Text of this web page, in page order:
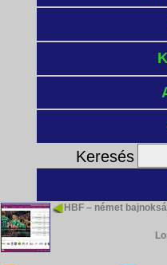
Keresés
HBF – német